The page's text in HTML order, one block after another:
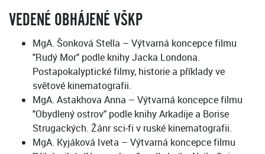
VEDENÉ OBHÁJENÉ VŠKP
MgA. Šonková Stella – Výtvarná koncepce filmu
"Rudý Mor" podle knihy Jacka Londona.
Postapokalyptické filmy, historie a příklady ve
světové kinematografii.
MgA. Astakhova Anna – Výtvarná koncepce filmu
"Obydlený ostrov" podle knihy Arkadije a Borise
Strugackých. Žánr sci-fi v ruské kinematografii.
MgA. Kyjáková Iveta – Výtvarná koncepce filmu